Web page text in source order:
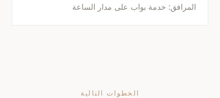
المرافق: خدمة بواب على مدار الساعة
الخطوات التالية